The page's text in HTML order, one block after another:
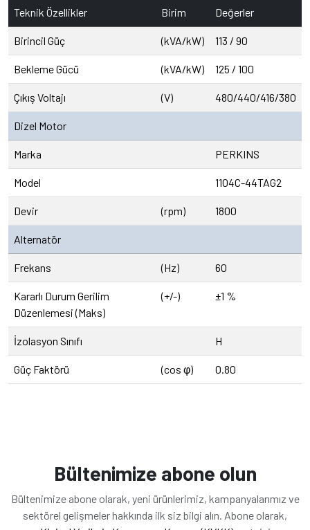
Teknik Özellikler Birim Değerler
Birincil Güç (kVA/kW) 113 / 90
Bekleme Gücü (kVA/kW) 125 / 100
Çıkış Voltajı (V) 480/440/416/380
Dizel Motor
Marka PERKINS
Model 1104C-44TAG2
Devir (rpm) 1800
Alternatör
Frekans (Hz) 60
Kararlı Durum Gerilim
Düzenlemesi (Maks)
(+/-) ±1 %
İzolasyon Sınıfı H
Güç Faktörü (cos φ) 0.80
Bültenimize abone olun
Bültenimize abone olarak, yeni ürünlerimiz, kampanyalarımız ve
sektörel gelişmeler hakkında ilk siz bilgi alın. Abone olarak,